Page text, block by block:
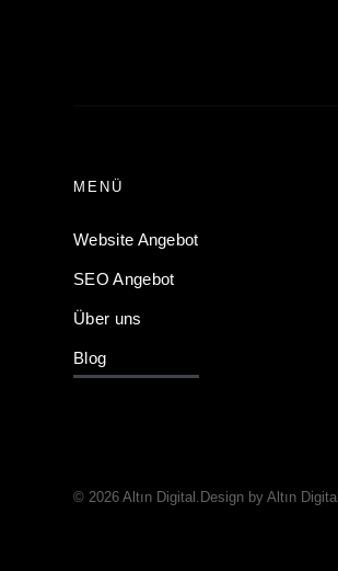
MENÜ
Website Angebot
SEO Angebot
Über uns
Blog
© 2026 Altın Digital. Design by Altın Digital